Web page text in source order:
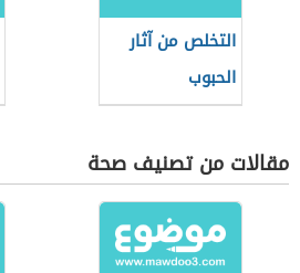
التخلص من آثار
الحبوب
مقالات من تصنيف صحة